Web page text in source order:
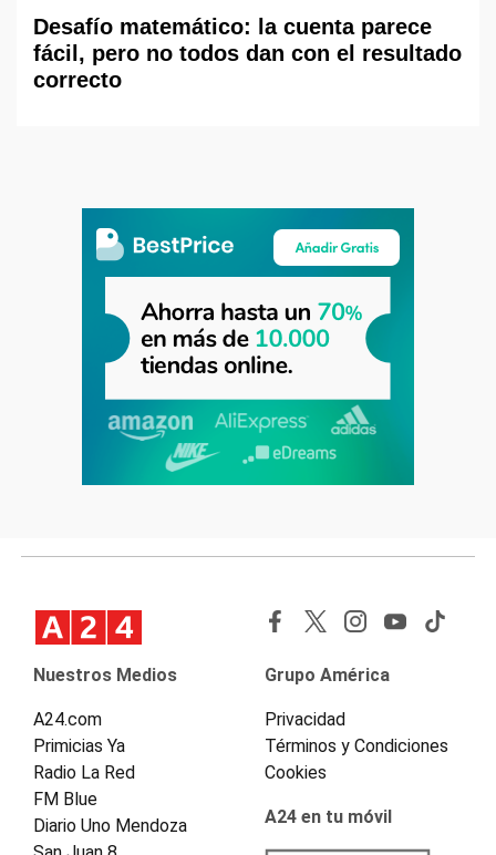
Desafío matemático: la cuenta parece
fácil, pero no todos dan con el resultado
correcto
Nuestros Medios
A24.com
Primicias Ya
Radio La Red
FM Blue
Diario Uno Mendoza
Grupo América
Privacidad
Términos y Condiciones
Cookies
A24 en tu móvil